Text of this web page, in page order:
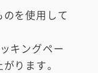
を使用して
キングペー
ります。